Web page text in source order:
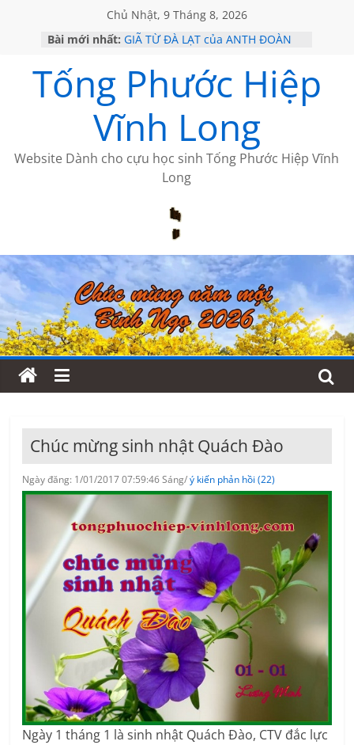
Chủ Nhật, 9 Tháng 8, 2026
Bài mới nhất: GIÃ TỪ ĐÀ LẠT của ANTH ĐOÀN
KHÔNG ĐỀ 20 CỦA THÁI LÃO
KHÔNG ĐỀ 19 CỦA THÁI LÃO
CHÙM THƠ CỦA BÍCH HÀ
Tống Phước Hiệp
Vĩnh Long
Website Dành cho cựu học sinh Tống Phước Hiệp Vĩnh
Long
Chúc mừng sinh nhật Quách Đào
Ngày đăng: 1/01/2017 07:59:46 Sáng/ý kiến phản hồi (22)
Ngày 1 tháng 1 là sinh nhật Quách Đào, CTV đắc lực